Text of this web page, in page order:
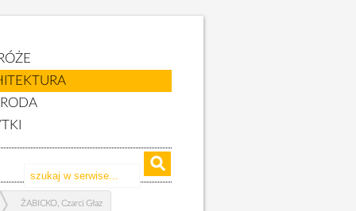
ŻABICKO, Czarci Głaz